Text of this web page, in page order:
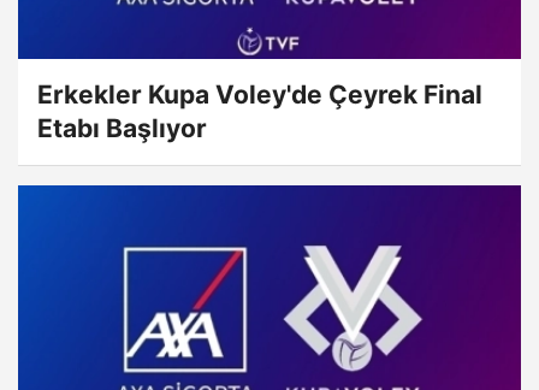
Erkekler Kupa Voley'de Çeyrek Final
Etabı Başlıyor